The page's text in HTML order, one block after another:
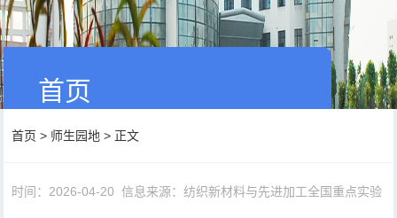
首页
首页 > 师生园地 > 正文
时间：2026-04-20 信息来源：纺织新材料与先进加工全国重点实验